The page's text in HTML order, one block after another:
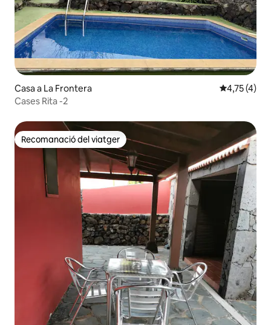
Casa a La Frontera 4,75 de
4,75 (4)
Cases Rita -2
Recomanació del viatger
Recomanació del viatger